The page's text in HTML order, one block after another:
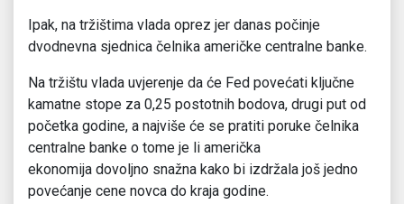
Ipak, na tržištima vlada oprez jer danas počinje
dvodnevna sjednica čelnika američke centralne banke.
Na tržištu vlada uvjerenje da će Fed povećati ključne
kamatne stope za 0,25 postotnih bodova, drugi put od
početka godine, a najviše će se pratiti poruke čelnika
centralne banke o tome je li američka
ekonomija dovoljno snažna kako bi izdržala još jedno
povećanje cene novca do kraja godine.